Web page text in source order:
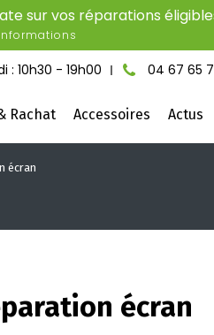
sur vos réparations
: 10h30 - 19h00 04 67 65
Rachat Accessoires Actus
écran
écran